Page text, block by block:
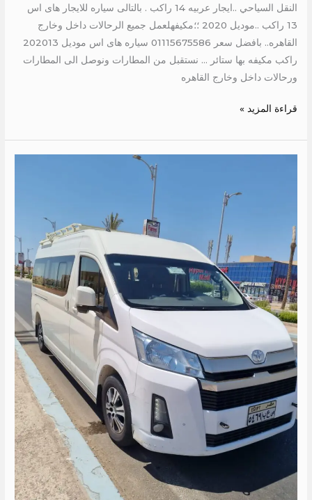
النقل السياحي ..ايجار عربيه 14 راكب . بالتالى سياره للايجار هاى اس
13 راكب ..موديل 2020 ؛؛مكيفهلعمل جميع الرحالات داخل وخارج
القاهره.. بافضل سعر 01115675586 سياره هاى اس موديل 202013
راكب مكيفه بها ستائر … نستقبل من المطارات ونوصل الى المطارات
ورحالات داخل وخارج القاهره
قراءة المزيد »
راكب